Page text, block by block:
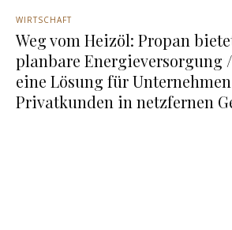
WIRTSCHAFT
Weg vom Heizöl: Propan
planbare Energieversorgung
eine Lösung für
Privatkunden in netzfernen